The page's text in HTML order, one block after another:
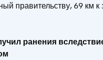
правительству, 69 км к
ранения